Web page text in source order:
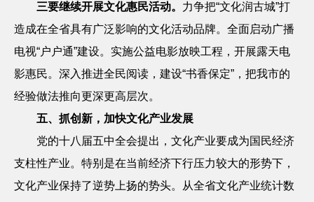
三要继续开展文化惠民活动。 力争把“文化润古城”打
造成在全省具有广泛影响的文化活动品牌。全面启动广播
电视“户户通”建设。实施公益电影放映工程，开展露天电
影惠民。深入推进全民阅读，建设“书香保定”，把我市的
经验做法推向更深更高层次。
五、抓创新，加快文化产业发展
党的十八届五中全会提出，文化产业要成为国民经济
支柱性产业。特别是在当前经济下行压力较大的形势下，
文化产业保持了逆势上扬的势头。从全省文化产业统计数